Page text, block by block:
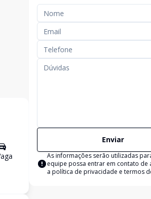
Enviar
As informações serão utilizadas
equipe possa entrar em contato de
a política de privacidade e termos